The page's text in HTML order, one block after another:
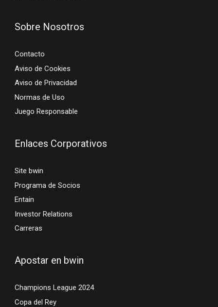
Sobre Nosotros
Contacto
Aviso de Cookies
Aviso de Privacidad
Normas de Uso
Juego Responsable
Enlaces Corporativos
Site bwin
Programa de Socios
Entain
Investor Relations
Carreras
Apostar en bwin
Champions League 2024
Copa del Rey